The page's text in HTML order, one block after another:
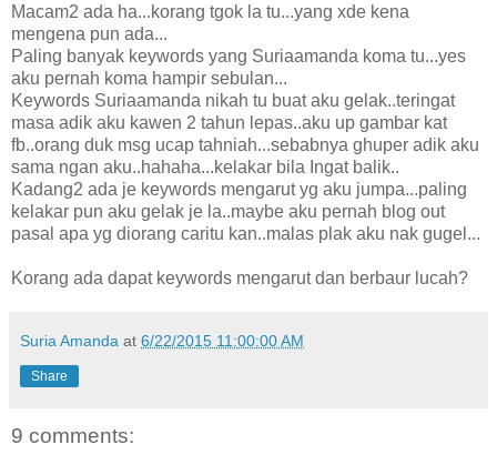
Macam2 ada ha...korang tgok la tu...yang xde kena
mengena pun ada...
Paling banyak keywords yang Suriaamanda koma tu...yes
aku pernah koma hampir sebulan...
Keywords Suriaamanda nikah tu buat aku gelak..teringat
masa adik aku kawen 2 tahun lepas..aku up gambar kat
fb..orang duk msg ucap tahniah...sebabnya ghuper adik aku
sama ngan aku..hahaha...kelakar bila Ingat balik..
Kadang2 ada je keywords mengarut yg aku jumpa...paling
kelakar pun aku gelak je la..maybe aku pernah blog out
pasal apa yg diorang caritu kan..malas plak aku nak gugel...
Korang ada dapat keywords mengarut dan berbaur lucah?
Suria Amanda at 6/22/2015 11:00:00 AM
Share
9 comments: